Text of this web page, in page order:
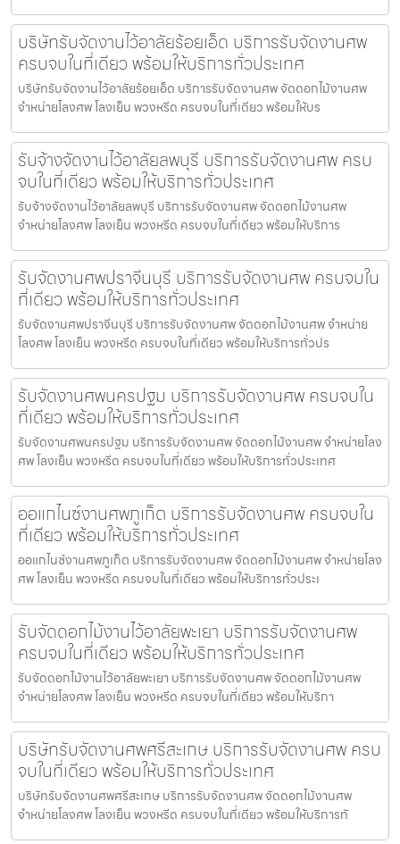
บริษัทรับจัดงานไว้อาลัยร้อยเอ็ด บริการรับจัดงานศพ
ครบจบในที่เดียว พร้อมให้บริการทั่วประเทศ
บริษัทรับจัดงานไว้อาลัยร้อยเอ็ด บริการรับจัดงานศพ จัดดอกไม้งานศพ
จำหน่ายโลงศพ โลงเย็น พวงหรีด ครบจบในที่เดียว พร้อมให้บร
รับจ้างจัดงานไว้อาลัยลพบุรี บริการรับจัดงานศพ ครบ
จบในที่เดียว พร้อมให้บริการทั่วประเทศ
รับจ้างจัดงานไว้อาลัยลพบุรี บริการรับจัดงานศพ จัดดอกไม้งานศพ
จำหน่ายโลงศพ โลงเย็น พวงหรีด ครบจบในที่เดียว พร้อมให้บริการ
รับจัดงานศพปราจีนบุรี บริการรับจัดงานศพ ครบจบใน
ที่เดียว พร้อมให้บริการทั่วประเทศ
รับจัดงานศพปราจีนบุรี บริการรับจัดงานศพ จัดดอกไม้งานศพ จำหน่าย
โลงศพ โลงเย็น พวงหรีด ครบจบในที่เดียว พร้อมให้บริการทั่วปร
รับจัดงานศพนครปฐม บริการรับจัดงานศพ ครบจบใน
ที่เดียว พร้อมให้บริการทั่วประเทศ
รับจัดงานศพนครปฐม บริการรับจัดงานศพ จัดดอกไม้งานศพ จำหน่ายโลง
ศพ โลงเย็น พวงหรีด ครบจบในที่เดียว พร้อมให้บริการทั่วประเทศ
ออแกไนซ์งานศพภูเก็ต บริการรับจัดงานศพ ครบจบใน
ที่เดียว พร้อมให้บริการทั่วประเทศ
ออแกไนซ์งานศพภูเก็ต บริการรับจัดงานศพ จัดดอกไม้งานศพ จำหน่ายโลง
ศพ โลงเย็น พวงหรีด ครบจบในที่เดียว พร้อมให้บริการทั่วประเ
รับจัดดอกไม้งานไว้อาลัยพะเยา บริการรับจัดงานศพ
ครบจบในที่เดียว พร้อมให้บริการทั่วประเทศ
รับจัดดอกไม้งานไว้อาลัยพะเยา บริการรับจัดงานศพ จัดดอกไม้งานศพ
จำหน่ายโลงศพ โลงเย็น พวงหรีด ครบจบในที่เดียว พร้อมให้บริกา
บริษัทรับจัดงานศพศรีสะเกษ บริการรับจัดงานศพ ครบ
จบในที่เดียว พร้อมให้บริการทั่วประเทศ
บริษัทรับจัดงานศพศรีสะเกษ บริการรับจัดงานศพ จัดดอกไม้งานศพ
จำหน่ายโลงศพ โลงเย็น พวงหรีด ครบจบในที่เดียว พร้อมให้บริการทั